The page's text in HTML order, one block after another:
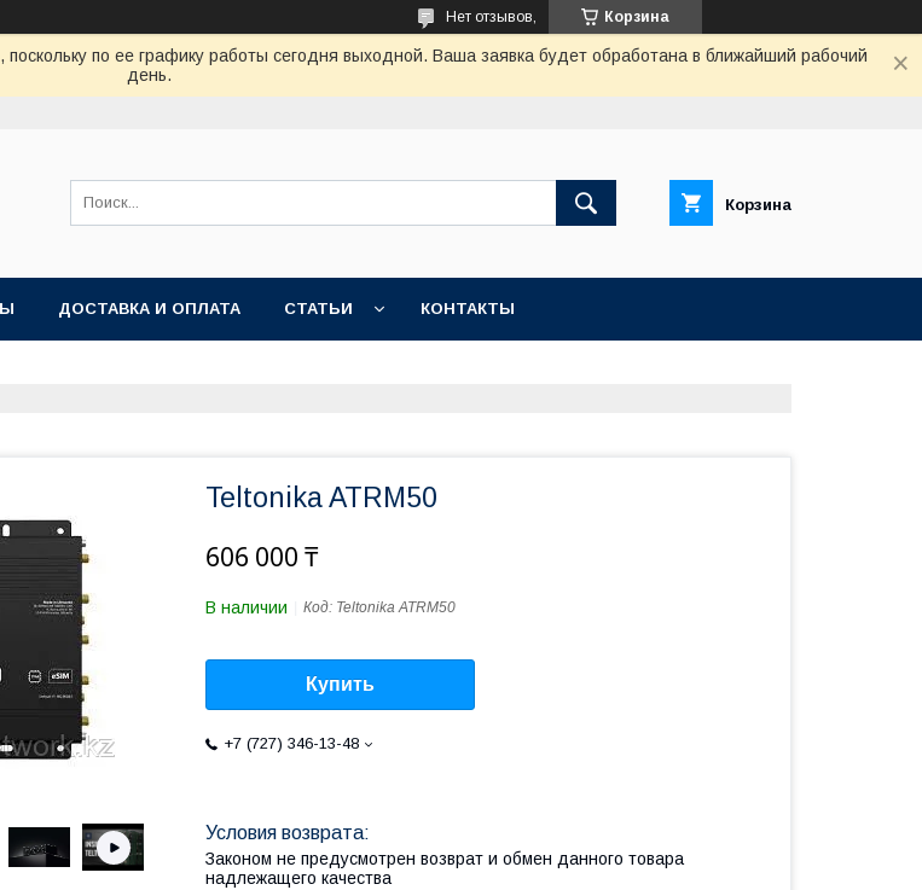
Корзина
Нет отзывов,
по ее графику работы сегодня выходной. Ваша заявка будет обработана в ближайший рабочий
день.
Корзина
ДОСТАВКА И ОПЛАТА СТАТЬИ КОНТАКТЫ
Teltonika ATRM50
606 000 ₸
В наличии Код: Teltonika ATRM50
Купить
+7 (727) 346-13-48
Законом не предусмотрен возврат и обмен данного товара
надлежащего качества